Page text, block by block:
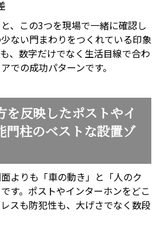
、この3つを現場で一緒に確認し
ない門まわりをつくれている印象
、数字だけでなく生活目線で合わ
での成功パターンです。
を反映したポストやイ
門柱のベストな設置ゾ
よりも「車の動き」と「人のク
す。ポストやインターホンをどこ
スも防犯性も、大げさでなく数段